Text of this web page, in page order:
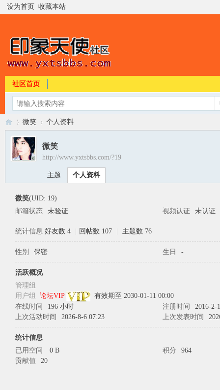
设为首页 收藏本站
社区首页
›
微笑 个人资料
微笑
http://www.yxtsbbs.com/?19
主题 个人资料
微笑(UID: 19)
邮箱状态
未验证 视频认证 未认证
统计信息 好友数 4 回帖数 107 主题数 76
性别 保密 生日 -
活跃概况
管理组
用户组 论坛VIP
有效期至 2030-01-11 00:00
在线时间
196 小时 注册时间
2016-2-
上次活动时间
2026-8-6 07:23 上次发表时间
统计信息
已用空间
0 B 积分
964
贡献值
20